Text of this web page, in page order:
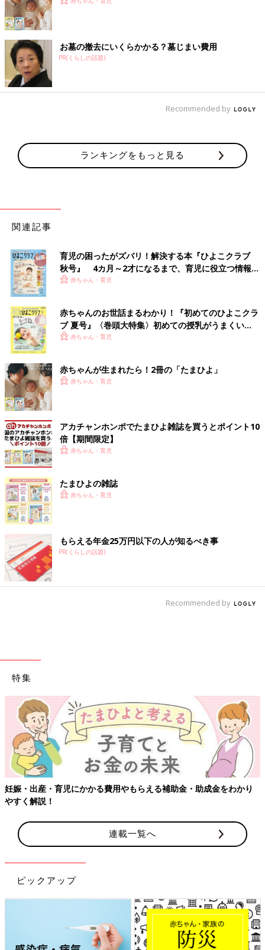
お墓の撤去にいくらかかる？墓じまい費用
PR(くらしの話題)
Recommended by
ランキングをもっと見る
関連記事
育児の困ったがズバリ！解決する本『ひよこクラブ
秋号』 4カ月～2才になるまで、育児に役立つ情報が
いっぱい！
赤ちゃん・育児
赤ちゃんのお世話まるわかり！『初めてのひよこクラ
ブ 夏号』〈巻頭大特集〉初めての授乳がうまくい
く！ おっぱい・ミルクの基本と夏のトラブル 解決テ
赤ちゃん・育児
赤ちゃんが生まれたら！2冊の「たまひよ」
赤ちゃん・育児
アカチャンホンポでたまひよ雑誌を買うとポイント10
倍【期間限定】
赤ちゃん・育児
たまひよの雑誌
赤ちゃん・育児
もらえる年金25万円以下の人が知るべき事
PR(くらしの話題)
Recommended by
特集
妊娠・出産・育児にかかる費用やもらえる補助金・助成金をわかり
やすく解説！
連載一覧へ
ピックアップ